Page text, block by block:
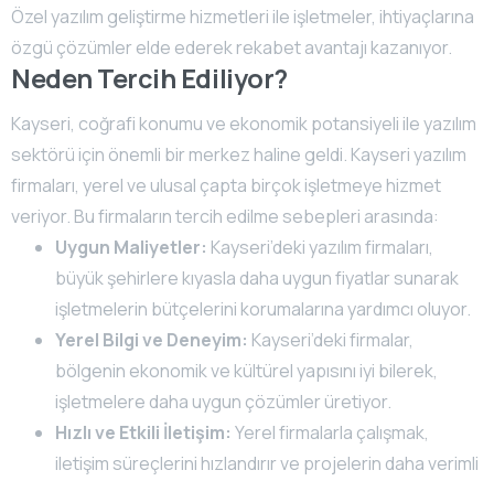
Özel yazılım geliştirme hizmetleri ile işletmeler, ihtiyaçlarına
özgü çözümler elde ederek rekabet avantajı kazanıyor.
Neden Tercih Ediliyor?
Kayseri, coğrafi konumu ve ekonomik potansiyeli ile yazılım
sektörü için önemli bir merkez haline geldi. Kayseri yazılım
firmaları, yerel ve ulusal çapta birçok işletmeye hizmet
veriyor. Bu firmaların tercih edilme sebepleri arasında:
Uygun Maliyetler: Kayseri’deki yazılım firmaları,
büyük şehirlere kıyasla daha uygun fiyatlar sunarak
işletmelerin bütçelerini korumalarına yardımcı oluyor.
Yerel Bilgi ve Deneyim: Kayseri’deki firmalar,
bölgenin ekonomik ve kültürel yapısını iyi bilerek,
işletmelere daha uygun çözümler üretiyor.
Hızlı ve Etkili İletişim: Yerel firmalarla çalışmak,
iletişim süreçlerini hızlandırır ve projelerin daha verimli